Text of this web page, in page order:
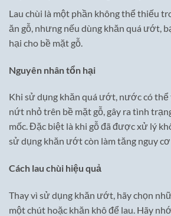
Lau chùi là một phần không thể thiếu
ăn gỗ, nhưng nếu dùng khăn quá ướt,
hại cho bề mặt gỗ.
Nguyên nhân tổn hại
Khi sử dụng khăn quá ướt, nước có thể
nứt nhỏ trên bề mặt gỗ, gây ra tình
mốc. Đặc biệt là khi gỗ đã được xử lý
sử dụng khăn ướt còn làm tăng nguy
Cách lau chùi hiệu quả
Thay vì sử dụng khăn ướt, hãy chọn
một chút hoặc khăn khô để lau. Hãy